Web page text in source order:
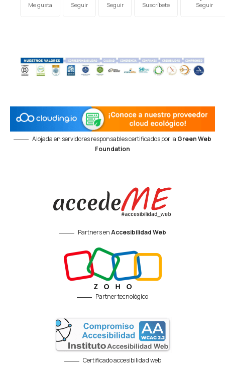
Me gusta Seguir Seguir Suscríbete Seguir
Alojada en servidores responsables certificados por la Green Web
Foundation
Partners enAccesibilidad Web
Partner tecnológico
Certificado accesibilidad web